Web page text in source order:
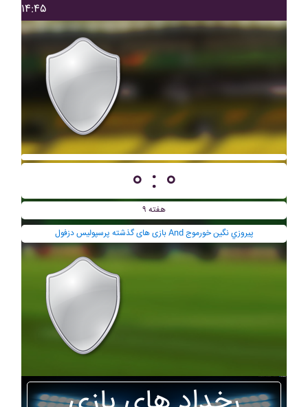
۱۴:۴۵
۰ : ۰
هفته ۹
بازی های گذشته پرسپوليس دزفول And پيروزي نگين خورموج